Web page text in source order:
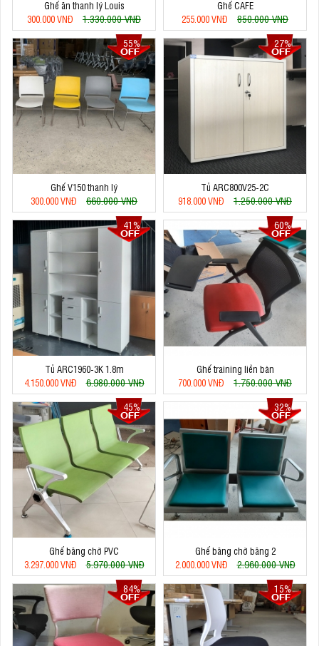
Ghế ăn thanh lý Louis
300.000 VNĐ
1.330.000 VNĐ
Ghế CAFE
255.000 VNĐ
850.000 VNĐ
55%
Ghế V150 thanh lý
300.000 VNĐ
660.000 VNĐ
27%
Tủ ARC800V25-2C
918.000 VNĐ
1.250.000 VNĐ
41%
Tủ ARC1960-3K 1.8m
4.150.000 VNĐ
6.980.000 VNĐ
60%
Ghế training liền bàn
700.000 VNĐ
1.750.000 VNĐ
45%
Ghế băng chờ PVC
3.297.000 VNĐ
5.970.000 VNĐ
32%
Ghế băng chờ băng 2
2.000.000 VNĐ
2.960.000 VNĐ
84%
15%